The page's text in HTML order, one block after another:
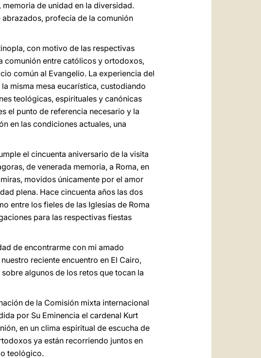
de unidad en la diversidad.
profecía de la comunión
con motivo de las respectivas
comunión entre católicos y ortodoxos,
común al Evangelio. La experiencia del
misma mesa eucarística, custodiando
teológicas, espirituales y canónicas
el punto de referencia necesario y la
en las condiciones actuales, una
el cincuenta aniversario de la visita
de venerada memoria, a Roma, en
movidos únicamente por el amor
plena. Hace cincuenta años las dos
entre los fieles de las Iglesias de Roma
para las respectivas fiestas
de encontrarme con mi amado
reciente encuentro en El Cairo,
algunos de los retos que tocan la
de la Comisión mixta internacional
por Su Eminencia el cardenal Kurt
en un clima espiritual de escucha de
ya están recorriendo juntos en
teológico.